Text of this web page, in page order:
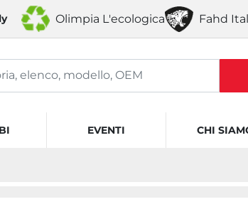
Olimpia L'ecologica Fahd
EVENTI CHI